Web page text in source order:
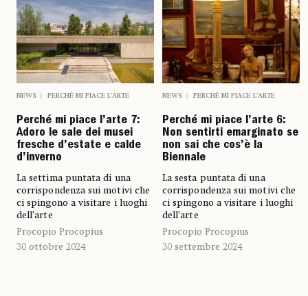
NEWS PERCHÉ MI PIACE L’ARTE
Perché mi piace l’arte 7:
Adoro le sale dei musei
fresche d’estate e calde
d’inverno
La settima puntata di una
corrispondenza sui motivi che
ci spingono a visitare i luoghi
dell’arte
Procopio Procopius
30 ottobre 2024
NEWS PERCHÉ MI PIACE L’ARTE
Perché mi piace l’arte 6:
Non sentirti emarginato se
non sai che cos’è la
Biennale
La sesta puntata di una
corrispondenza sui motivi che
ci spingono a visitare i luoghi
dell’arte
Procopio Procopius
30 settembre 2024